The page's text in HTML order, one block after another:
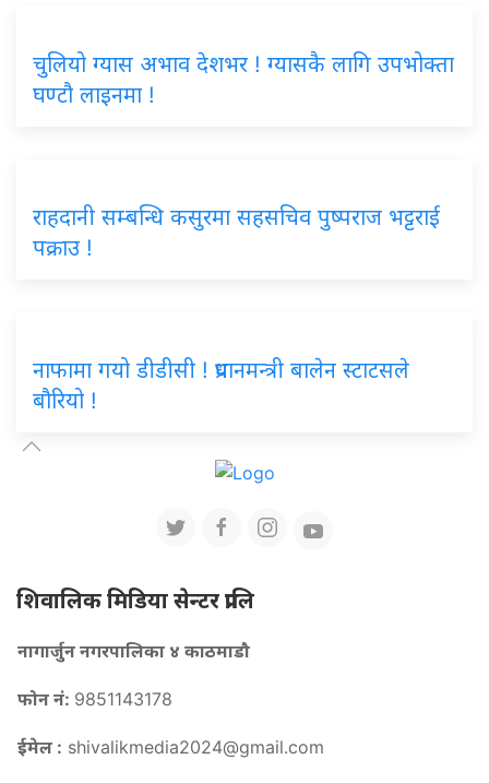
चुलियो ग्यास अभाव देशभर ! ग्यासकै लागि उपभोक्ता
घण्टौ लाइनमा !
राहदानी सम्बन्धि कसुरमा सहसचिव पुष्पराज भट्टराई
पक्राउ !
नाफामा गयो डीडीसी ! प्रधानमन्त्री बालेन स्टाटसले
बौरियो !
शिवालिक मिडिया सेन्टर प्रालि
नागार्जुन नगरपालिका ४ काठमाडौ
फोन नं: 9851143178
ईमेल : shivalikmedia2024@gmail.com